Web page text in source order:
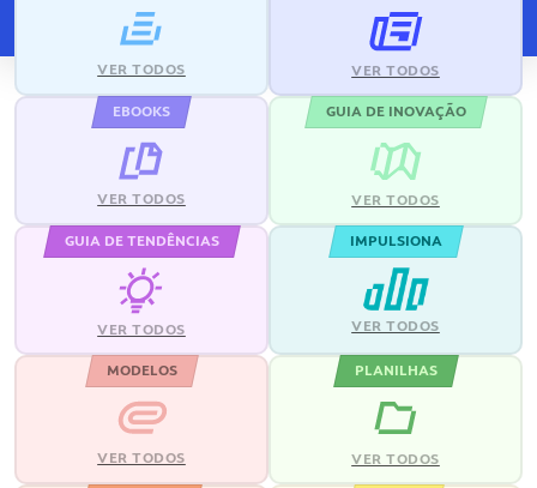
VER TODOS VER TODOS
EBOOKS
VER TODOS
GUIA DE INOVAÇÃO
VER TODOS
GUIA DE TENDÊNCIAS
VER TODOS
IMPULSIONA
VER TODOS
MODELOS
VER TODOS
PLANILHAS
VER TODOS